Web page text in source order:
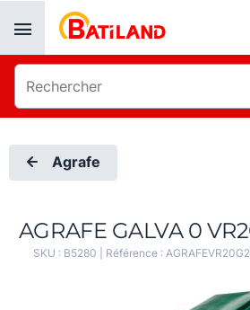
Agrafe
AGRAFE GALVA 0
SKU : B5280 | Référence :
Panneau de gestion des cookies